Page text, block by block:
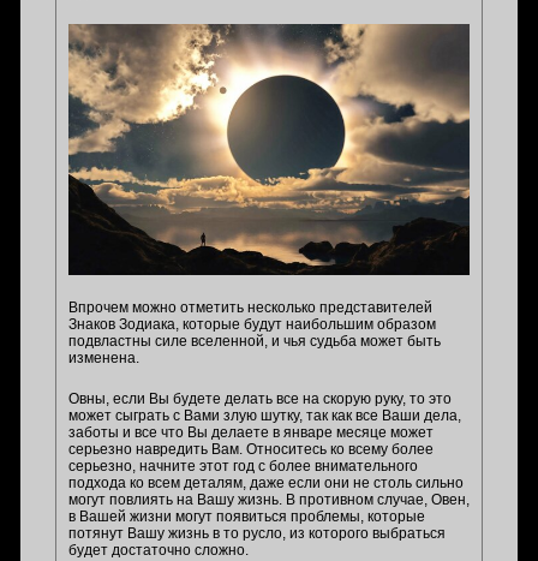
Впрочем можно отметить несколько представителей
Знаков Зодиака, которые будут наибольшим образом
подвластны силе вселенной, и чья судьба может быть
изменена.
Овны, если Вы будете делать все на скорую руку, то это
может сыграть с Вами злую шутку, так как все Ваши дела,
заботы и все что Вы делаете в январе месяце может
серьезно навредить Вам. Относитесь ко всему более
серьезно, начните этот год с более внимательного
подхода ко всем деталям, даже если они не столь сильно
могут повлиять на Вашу жизнь. В противном случае, Овен,
в Вашей жизни могут появиться проблемы, которые
потянут Вашу жизнь в то русло, из которого выбраться
будет достаточно сложно.